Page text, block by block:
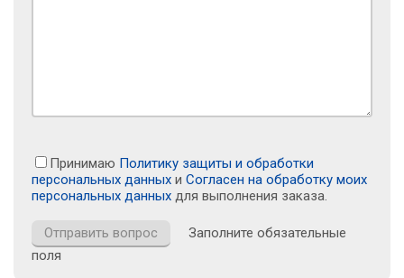
Принимаю Политику защиты и обработки
персональных данных и Согласен на обработку моих
персональных данных для выполнения заказа.
Заполните обязательные
поля